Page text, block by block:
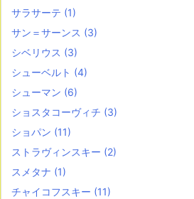
サラサーテ (1)
サン＝サーンス (3)
シベリウス (3)
シューベルト (4)
シューマン (6)
ショスタコーヴィチ (3)
ショパン (11)
ストラヴィンスキー (2)
スメタナ (1)
チャイコフスキー (11)